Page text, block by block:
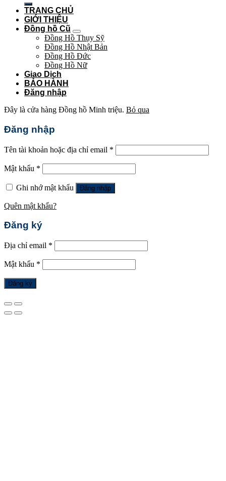
TRANG CHỦ
GIỚI THIỆU
Đồng hồ Cũ
Đồng Hồ Thụy Sỹ
Đồng Hồ Nhật Bản
Đồng Hồ Đức
Đồng Hồ Nữ
Giao Dịch
BẢO HÀNH
Đăng nhập
Đây là cửa hàng Đồng hồ Minh triệu. Bỏ qua
Đăng nhập
Tên tài khoản hoặc địa chỉ email *
Mật khẩu *
Ghi nhớ mật khẩu Đăng nhập
Quên mật khẩu?
Đăng ký
Địa chỉ email *
Mật khẩu *
Đăng ký